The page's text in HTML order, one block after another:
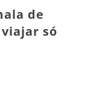
de
só